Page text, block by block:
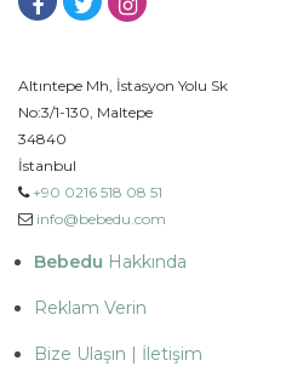
Altıntepe Mh, İstasyon Yolu Sk
No:3/1-130, Maltepe
34840
İstanbul
+90 0216 518 08 51
info@bebedu.com
Bebedu Hakkında
Reklam Verin
Bize Ulaşın | İletişim